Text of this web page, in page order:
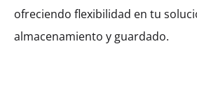
ofreciendo flexibilidad en tu
almacenamiento y guardado.